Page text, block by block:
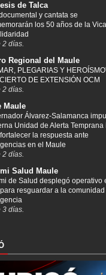
de Talca
y cantata se
los 50 años de la
2 días.
Regional del Maule
PLEGARIAS Y
DE EXTENSIÓN OCM
2 días.
Maule
Álvarez-Salamanca
Unidad de Alerta Temprana
la respuesta ante
en el Maule
2 días.
Salud Maule
de Salud desplegó operativo
resguardar a la
3 días.